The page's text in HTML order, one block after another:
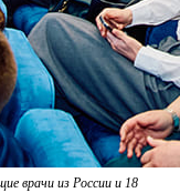
врачи из России и 18